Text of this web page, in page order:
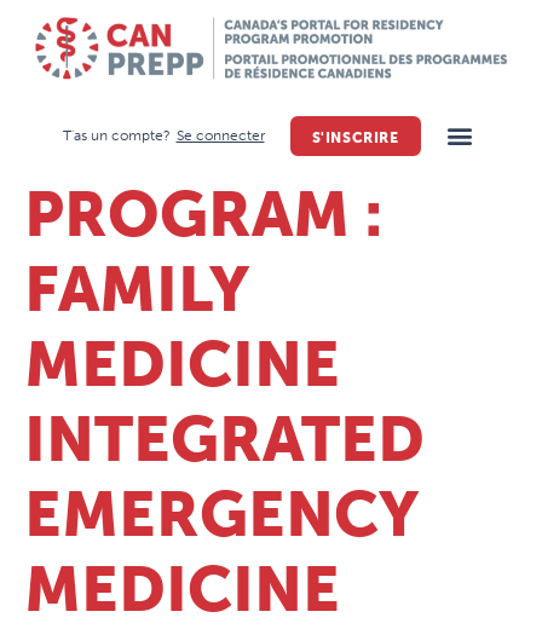
T'as un compte? Se connecter S'INSCRIRE
PROGRAM :
FAMILY
MEDICINE
INTEGRATED
EMERGENCY
MEDICINE